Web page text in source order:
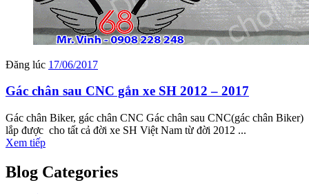
Đăng lúc 17/06/2017
Gác chân sau CNC gắn xe SH 2012 – 2017
Gác chân Biker, gác chân CNC Gác chân sau CNC(gác chân Biker)
lắp được cho tất cả đời xe SH Việt Nam từ đời 2012 ...
Xem tiếp
Blog Categories